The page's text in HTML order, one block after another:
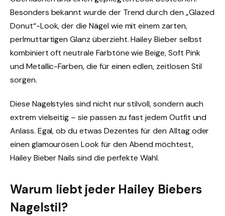
Besonders bekannt wurde der Trend durch den „Glazed
Donut“-Look, der die Nägel wie mit einem zarten,
perlmuttartigen Glanz überzieht. Hailey Bieber selbst
kombiniert oft neutrale Farbtöne wie Beige, Soft Pink
und Metallic-Farben, die für einen edlen, zeitlosen Stil
sorgen.
Diese Nagelstyles sind nicht nur stilvoll, sondern auch
extrem vielseitig – sie passen zu fast jedem Outfit und
Anlass. Egal, ob du etwas Dezentes für den Alltag oder
einen glamourösen Look für den Abend möchtest,
Hailey Bieber Nails sind die perfekte Wahl.
Warum liebt jeder Hailey Biebers
Nagelstil?